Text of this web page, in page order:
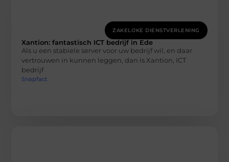
ZAKELIJKE DIENSTVERLENING
Xantion: fantastisch ICT bedrijf in Ede
Als u een stabiele server voor uw bedrijf wil, en daar
vertrouwen in kunnen leggen, dan is Xantion, ICT
bedrijf
Snapfact